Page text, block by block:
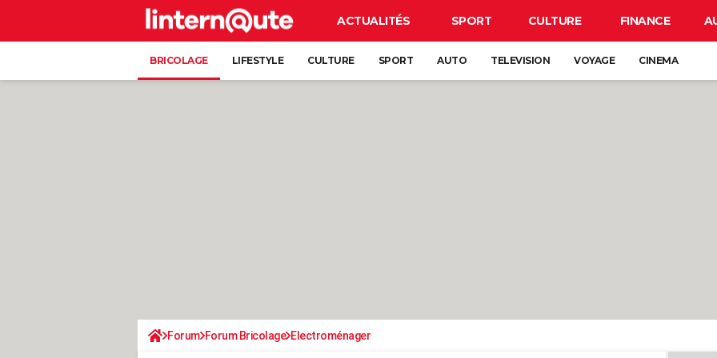
ACTUALITÉS SPORT CULTURE FINANCE
BRICOLAGE LIFESTYLE CULTURE SPORT AUTO TELEVISION VOYAGE CINEMA
Forum Forum Bricolage Electroménager